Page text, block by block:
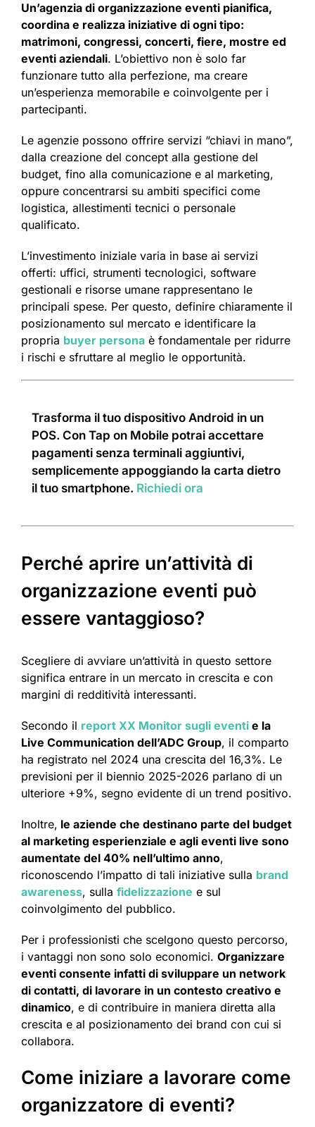
Un’agenzia di organizzazione eventi pianifica,
coordina e realizza iniziative di ogni tipo:
matrimoni, congressi, concerti, fiere, mostre ed
eventi aziendali. L’obiettivo non è solo far
funzionare tutto alla perfezione, ma creare
un’esperienza memorabile e coinvolgente per i
partecipanti.
Le agenzie possono offrire servizi “chiavi in mano”,
dalla creazione del concept alla gestione del
budget, fino alla comunicazione e al marketing,
oppure concentrarsi su ambiti specifici come
logistica, allestimenti tecnici o personale
qualificato.
L’investimento iniziale varia in base ai servizi
offerti: uffici, strumenti tecnologici, software
gestionali e risorse umane rappresentano le
principali spese. Per questo, definire chiaramente il
posizionamento sul mercato e identificare la
propria buyer persona è fondamentale per ridurre
i rischi e sfruttare al meglio le opportunità.
Trasforma il tuo dispositivo Android in un
POS. Con Tap on Mobile potrai accettare
pagamenti senza terminali aggiuntivi,
semplicemente appoggiando la carta dietro
il tuo smartphone. Richiedi ora
Perché aprire un’attività di
organizzazione eventi può
essere vantaggioso?
Scegliere di avviare un’attività in questo settore
significa entrare in un mercato in crescita e con
margini di redditività interessanti.
Secondo il report XX Monitor sugli eventi e la
Live Communication dell’ADC Group, il comparto
ha registrato nel 2024 una crescita del 16,3%. Le
previsioni per il biennio 2025-2026 parlano di un
ulteriore +9%, segno evidente di un trend positivo.
Inoltre, le aziende che destinano parte del budget
al marketing esperienziale e agli eventi live sono
aumentate del 40% nell’ultimo anno,
riconoscendo l’impatto di tali iniziative sulla brand
awareness, sulla fidelizzazione e sul
coinvolgimento del pubblico.
Per i professionisti che scelgono questo percorso,
i vantaggi non sono solo economici. Organizzare
eventi consente infatti di sviluppare un network
di contatti, di lavorare in un contesto creativo e
dinamico, e di contribuire in maniera diretta alla
crescita e al posizionamento dei brand con cui si
collabora.
Come iniziare a lavorare come
organizzatore di eventi?